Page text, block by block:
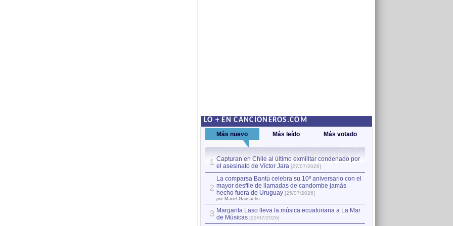
LO + EN CANCIONEROS.COM
Más nuevo Más leído Más votado
1 Capturan en Chile al último exmilitar condenado por
el asesinato de Víctor Jara [27/07/2026]
2
La comparsa Bantú celebra su 10º aniversario con el
mayor desfile de llamadas de candombe jamás
hecho fuera de Uruguay [25/07/2026]
por Manel Gausachs
3 Margarita Laso lleva la música ecuatoriana a La Mar
de Músicas [22/07/2026]